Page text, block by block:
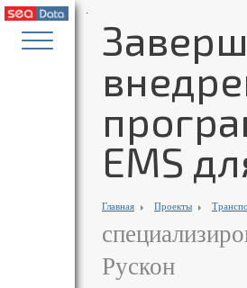
EMS
Главная Проекты
Рускон